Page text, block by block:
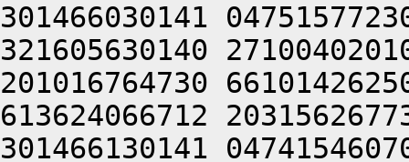
301466030141
321605630140
201016764730
613624066712
301466130141